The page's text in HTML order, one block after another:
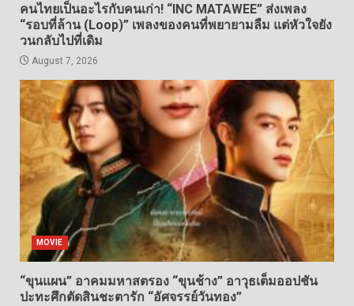
คนไทยเป็นอะไรกับคนเก่า! “INC MATAWEE” ส่งเพลง
“รอบที่ล้าน (Loop)” เพลงของคนที่พยายามลืม แต่หัวใจยัง
วนกลับไปที่เดิม
August 7, 2026
MOVIE
“ขุนแผน” อาคมมหาสตรอง “ขุนช้าง” อาวุธเต็มออปชัน
ปะทะศึกตัดสินชะตารัก “อัศจรรย์วันทอง”